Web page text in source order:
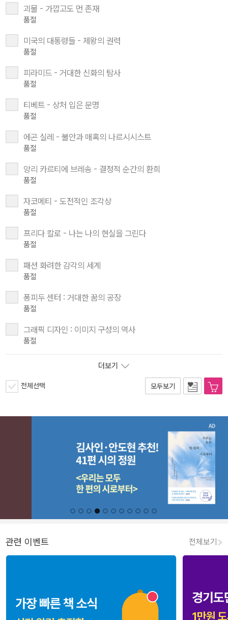
괴물 - 가깝고도 먼 존재
품절
미국의 대통령들 - 제왕의 권력
품절
피라미드 - 거대한 신화의 탐사
품절
티베트 - 상처 입은 문명
품절
에곤 실레 - 불안과 매혹의 나르시시스트
품절
앙리 카르티에 브레송 - 결정적 순간의 환희
품절
자코메티 - 도전적인 조각상
품절
프리다 칼로 - 나는 나의 현실을 그린다
품절
패션 화려한 감각의 세계
품절
퐁피두 센터 : 거대한 꿈의 공장
품절
그래픽 디자인 : 이미지 구성의 역사
품절
더보기
전체선택 모두보기
관련 이벤트 전체보기